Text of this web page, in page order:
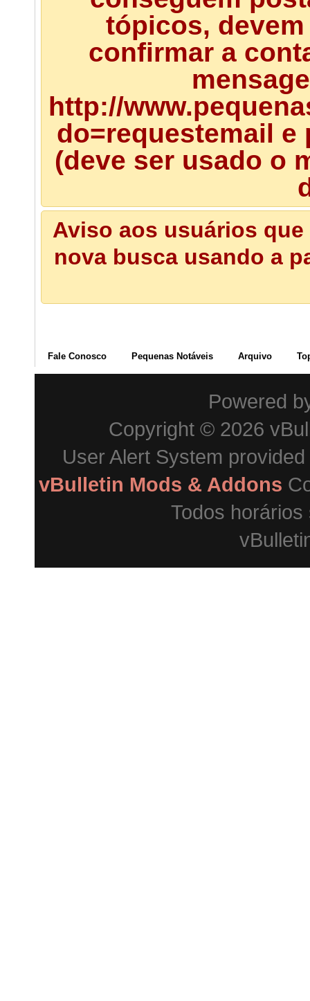
tópicos,
confirmar a
http://
do=requestemail
(deve ser usado o
Aviso aos usuários
nova busca usando a
Fale Conosco Pequenas Notáveis Arquivo
Powered
Copyright © 2026
User Alert System
vBulletin Mods & Addons
Todos